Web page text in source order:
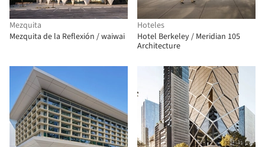
Mezquita
Mezquita de la Reflexión / waiwai
Hoteles
Hotel Berkeley / Meridian 105
Architecture